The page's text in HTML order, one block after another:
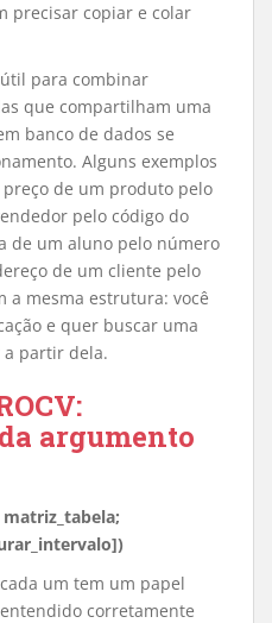
precisar copiar e colar
útil para combinar
que compartilham uma
banco de dados se
Alguns exemplos
de um produto pelo
pelo código do
de um aluno pelo número
de um cliente pelo
a mesma estrutura: você
e quer buscar uma
partir dela.
argumento
matriz_tabela;
um tem um papel
corretamente